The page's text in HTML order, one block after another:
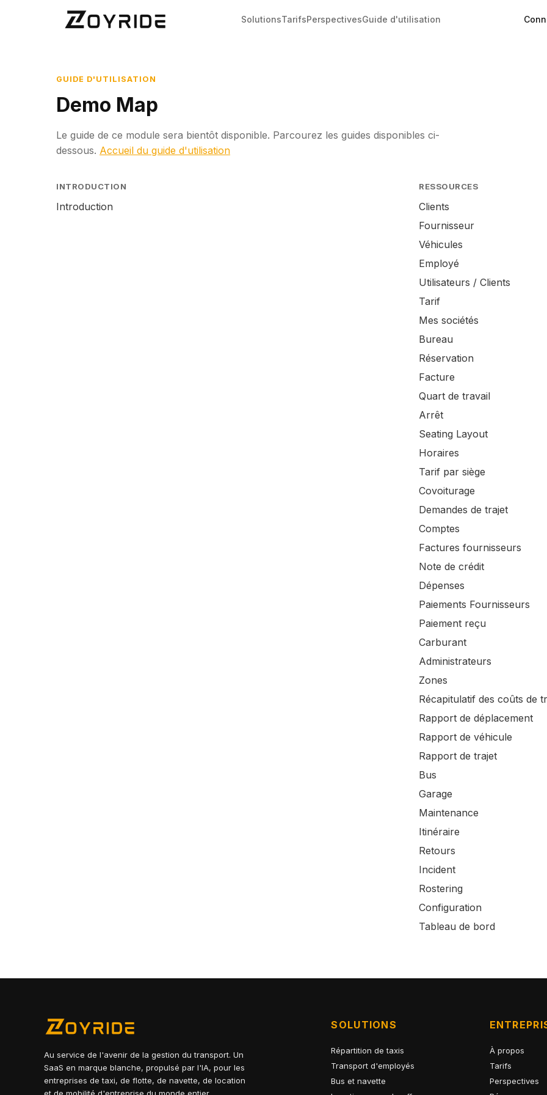
SolutionsTarifsPerspectivesGuide d'utilisation
GUIDE D'UTILISATION
Demo Map
Le guide de ce module sera bientôt disponible. Parcourez les guides disponibles ci-
dessous. Accueil du guide d'utilisation
INTRODUCTION
Introduction
RESSOURCES
Clients
Fournisseur
Véhicules
Employé
Utilisateurs / Clients
Tarif
Mes sociétés
Bureau
Réservation
Facture
Quart de travail
Arrêt
Seating Layout
Horaires
Tarif par siège
Covoiturage
Demandes de trajet
Comptes
Factures fournisseurs
Note de crédit
Dépenses
Paiements Fournisseurs
Paiement reçu
Carburant
Administrateurs
Zones
Récapitulatif des coûts de
Rapport de déplacement
Rapport de véhicule
Rapport de trajet
Bus
Garage
Maintenance
Itinéraire
Retours
Incident
Rostering
Configuration
Tableau de bord
Au service de l'avenir de la gestion du transport. Un
SaaS en marque blanche, propulsé par l'IA, pour les
entreprises de taxi, de flotte, de navette, de location
SOLUTIONS
Répartition de taxis
Transport d'employés
Bus et navette
À propos
Tarifs
Perspectives